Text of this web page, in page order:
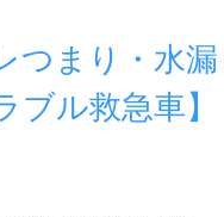
つまり・水漏
ブル救急車】